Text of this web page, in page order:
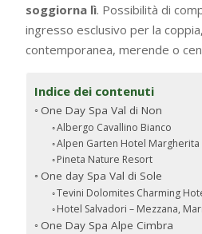
soggiorna lì. Possibilità di
ingresso esclusivo per la
contemporanea, merende o
Indice dei contenuti
One Day Spa Val di Non
Albergo Cavallino Bianco
Alpen Garten Hotel Margherita
Pineta Nature Resort
One day Spa Val di Sole
Tevini Dolomites Charming
Hotel Salvadori – Mezzana,
One Day Spa Alpe Cimbra